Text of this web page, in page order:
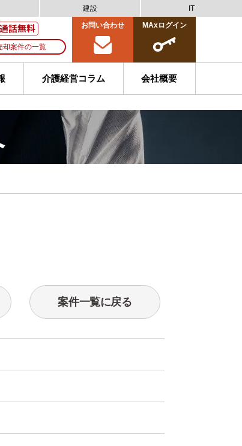
建設 IT
却案件の一覧
お問い合わせ MAxログイン
介護経営コラム 会社概要
案件一覧に戻る